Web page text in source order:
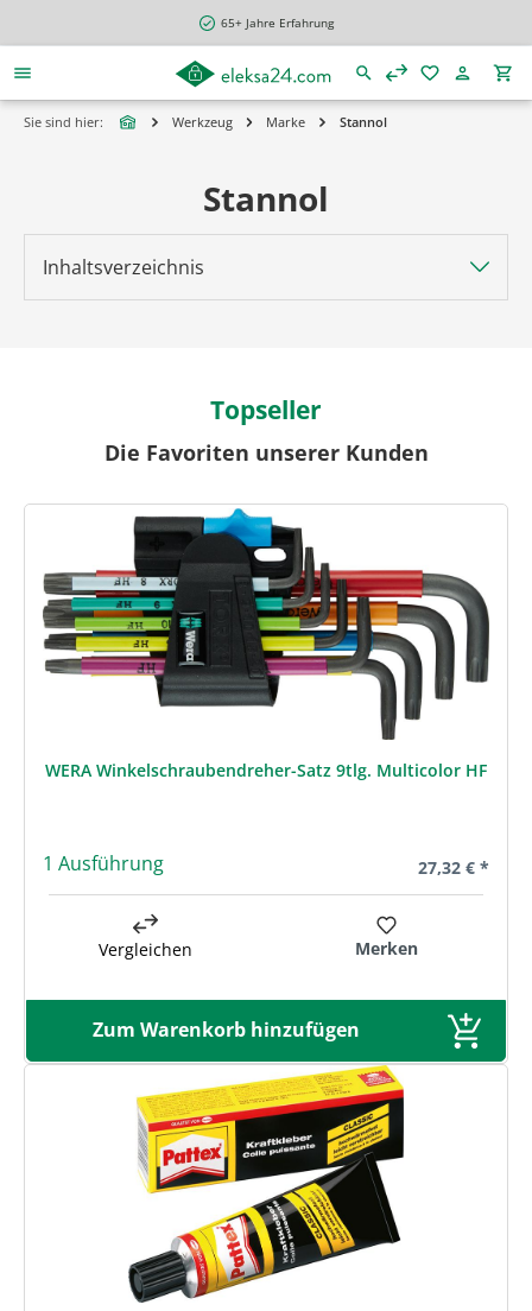
65+ Jahre Erfahrung
Sie sind hier: Werkzeug Marke Stannol
Inhaltsverzeichnis
Stannol
Topseller
Die Favoriten unserer Kunden
Produktgalerie überspringen
WERA Winkelschraubendreher-Satz 9tlg. Multicolor HF
1 Ausführung Regulärer
27,32 € *
Vergleichen Merken
Zum Warenkorb hinzufügen